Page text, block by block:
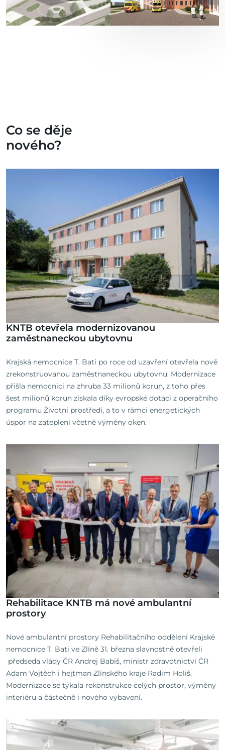
Co se děje
nového?
KNTB otevřela modernizovanou
zaměstnaneckou ubytovnu
Krajská nemocnice T. Bati po roce od uzavření otevřela nově
zrekonstruovanou zaměstnaneckou ubytovnu. Modernizace
přišla nemocnici na zhruba 33 milionů korun, z toho přes
šest milionů korun získala díky evropské dotaci z operačního
programu Životní prostředí, a to v rámci energetických
úspor na zateplení včetně výměny oken.
Rehabilitace KNTB má nové ambulantní
prostory
Nové ambulantní prostory Rehabilitačního oddělení Krajské
nemocnice T. Bati ve Zlíně 31. března slavnostně otevřeli
předseda vlády ČR Andrej Babiš, ministr zdravotnictví ČR
Adam Vojtěch i hejtman Zlínského kraje Radim Holiš.
Modernizace se týkala rekonstrukce celých prostor, výměny
interiéru a částečně i nového vybavení.